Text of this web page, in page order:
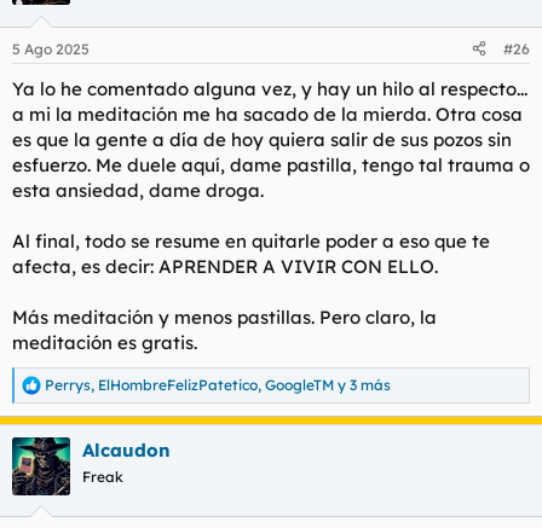
a
d
o
d
e
t
e
e
i
c
i
o
5 Ago 2025 #26
Ya lo he comentado alguna vez, y hay un hilo al respecto...
a mi la meditación me ha sacado de la mierda. Otra cosa
es que la gente a día de hoy quiera salir de sus pozos sin
esfuerzo. Me duele aquí, dame pastilla, tengo tal trauma o
esta ansiedad, dame droga.
Al final, todo se resume en quitarle poder a eso que te
afecta, es decir: APRENDER A VIVIR CON ELLO.
Más meditación y menos pastillas. Pero claro, la
meditación es gratis.
R
e
a
c
c
i
Perrys, ElHombreFelizPatetico, GoogleTM y 3 más
Alcaudon
Freak